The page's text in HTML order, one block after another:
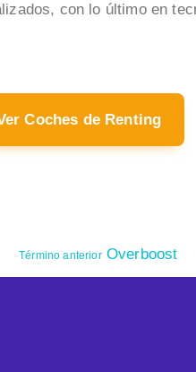
con lo último en
Coches de Renting
Término anteriorOverboost